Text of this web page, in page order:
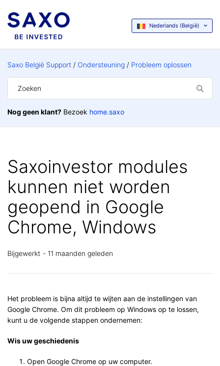
Nederlands (België)
Saxo België Support Ondersteuning Probleem oplossen
Nog geen klant? Bezoek home.saxo
Saxoinvestor modules
kunnen niet worden
geopend in Google
Chrome, Windows
Bijgewerkt 11 maanden geleden
Het probleem is bijna altijd te wijten aan de instellingen van
Google Chrome. Om dit probleem op Windows op te lossen,
kunt u de volgende stappen ondernemen:
Wis uw geschiedenis
Open Google Chrome op uw computer.